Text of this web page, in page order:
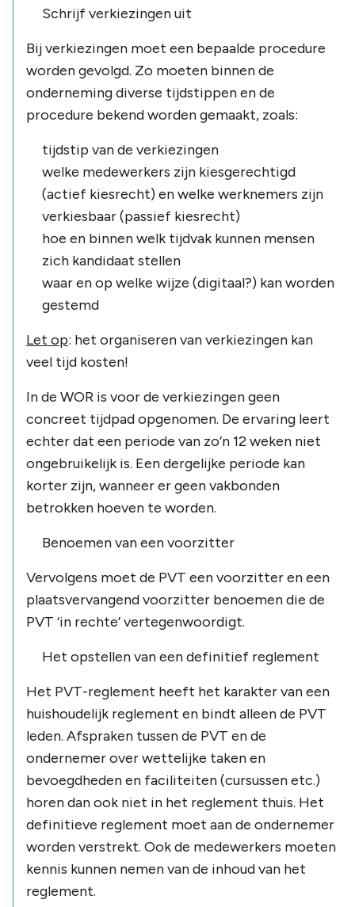
Schrijf verkiezingen uit
Bij verkiezingen moet een bepaalde procedure
worden gevolgd. Zo moeten binnen de
onderneming diverse tijdstippen en de
procedure bekend worden gemaakt, zoals:
tijdstip van de verkiezingen
welke medewerkers zijn kiesgerechtigd
(actief kiesrecht) en welke werknemers zijn
verkiesbaar (passief kiesrecht)
hoe en binnen welk tijdvak kunnen mensen
zich kandidaat stellen
waar en op welke wijze (digitaal?) kan worden
gestemd
Let op: het organiseren van verkiezingen kan
veel tijd kosten!
In de WOR is voor de verkiezingen geen
concreet tijdpad opgenomen. De ervaring leert
echter dat een periode van zo’n 12 weken niet
ongebruikelijk is. Een dergelijke periode kan
korter zijn, wanneer er geen vakbonden
betrokken hoeven te worden.
Benoemen van een voorzitter
Vervolgens moet de PVT een voorzitter en een
plaatsvervangend voorzitter benoemen die de
PVT ‘in rechte’ vertegenwoordigt.
Het opstellen van een definitief reglement
Het PVT-reglement heeft het karakter van een
huishoudelijk reglement en bindt alleen de PVT
leden. Afspraken tussen de PVT en de
ondernemer over wettelijke taken en
bevoegdheden en faciliteiten (cursussen etc.)
horen dan ook niet in het reglement thuis. Het
definitieve reglement moet aan de ondernemer
worden verstrekt. Ook de medewerkers moeten
kennis kunnen nemen van de inhoud van het
reglement.